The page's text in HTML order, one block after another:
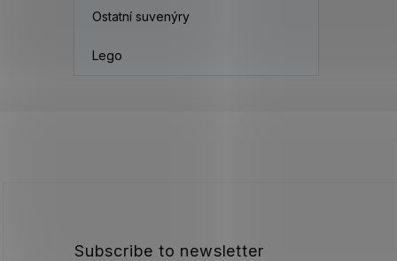
Ostatní suvenýry
Lego
Subscribe to newsletter